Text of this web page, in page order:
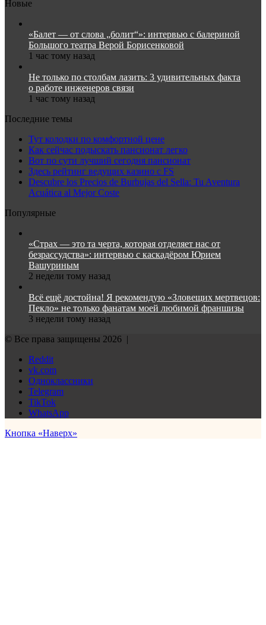
Новые
«Балет — от слова „болит“»: интервью с балериной
Большого театра Верой Борисенковой
1 час тому назад
Не только по столбам лазить: 3 удивительных факта
о работе инженеров связи
1 час тому назад
Последние темы
Тут колодки по комфортной цене
Как сейчас подыскать пансионат легко
Вот по сути лучший сегодня пансионат
Здесь рейтинг ведущих казино с FS
Descubre los Precios de Burbujas del Sella: Tu Aventura
Acuática al Mejor Coste
Популярные
«Страх — это та черта, которая отделяет нас от
безрассудства»: интервью с каскадёром Юрием
Вашуриным
2 недели тому назад
Всё ещё достойна! Я рекомендую «Зловещих мертвецов:
Пекло» не только фанатам моей любимой франшизы
3 недели тому назад
© Все права защищены 2026 |
Reddit
vk.com
Одноклассники
Telegram
TikTok
WhatsApp
Кнопка «Наверх»